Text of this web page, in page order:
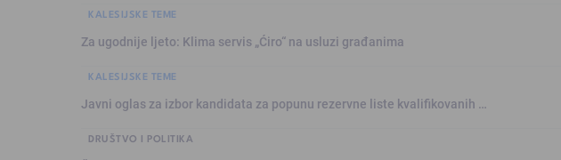
KALESIJSKE TEME
Za ugodnije ljeto: Klima servis „Ćiro“ na usluzi građanima
KALESIJSKE TEME
Javni oglas za izbor kandidata za popunu rezervne liste kvalifikovanih …
DRUŠTVO I POLITIKA